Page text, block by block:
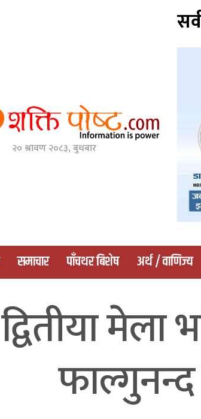
२० श्रावण २०८३, बुधबार
समाचार पाँचथर बिशेष अर्थ / वाणिज्य
द्वितीया मेला
फाल्गुनन्द